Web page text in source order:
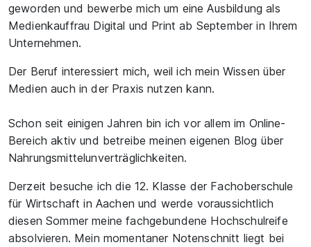
geworden und bewerbe mich um eine Ausbildung als
Medienkauffrau Digital und Print ab September in Ihrem
Unternehmen.
Der Beruf interessiert mich, weil ich mein Wissen über
Medien auch in der Praxis nutzen kann.
Schon seit einigen Jahren bin ich vor allem im Online-
Bereich aktiv und betreibe meinen eigenen Blog über
Nahrungsmittelunverträglichkeiten.
Derzeit besuche ich die 12. Klasse der Fachoberschule
für Wirtschaft in Aachen und werde voraussichtlich
diesen Sommer meine fachgebundene Hochschulreife
absolvieren. Mein momentaner Notenschnitt liegt bei